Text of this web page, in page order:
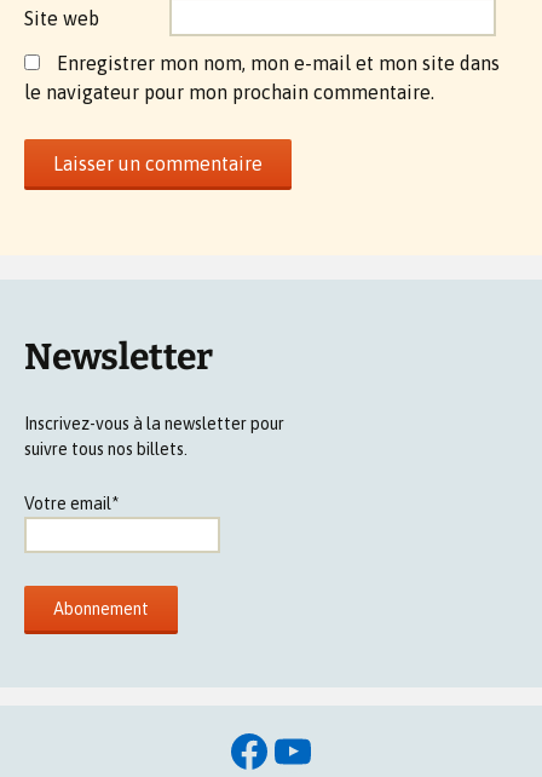
Site web
Enregistrer mon nom, mon e-mail et mon site dans
le navigateur pour mon prochain commentaire.
Newsletter
Inscrivez-vous à la newsletter pour
suivre tous nos billets.
Votre email*
Facebook
YouTube